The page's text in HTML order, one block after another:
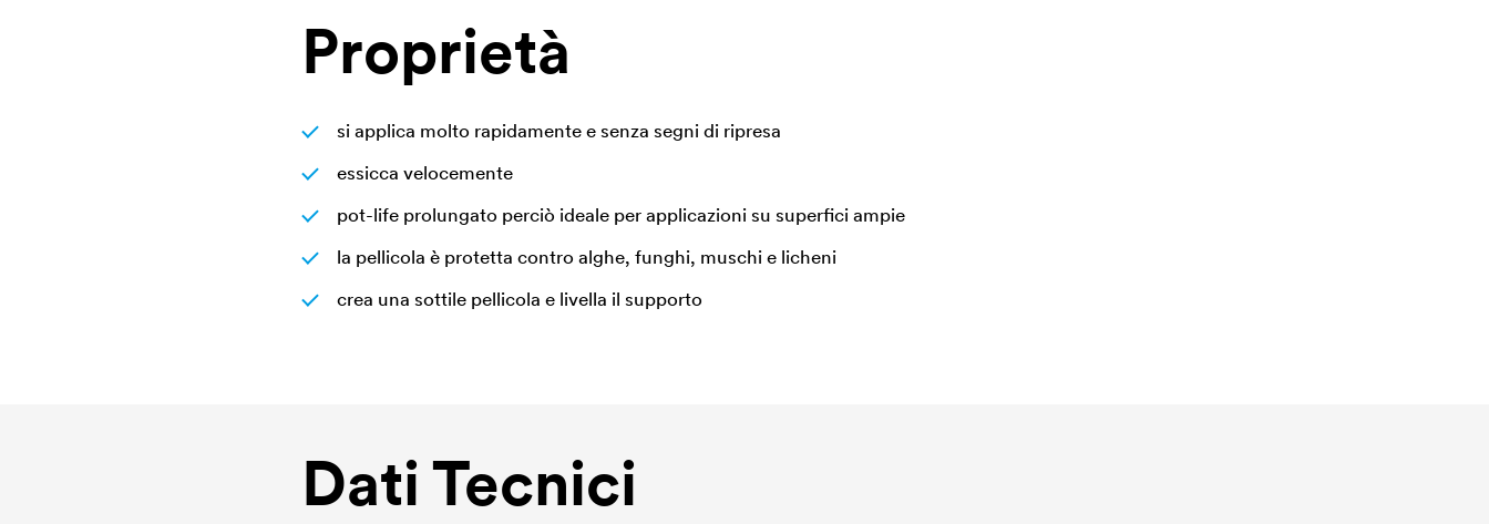
Proprietà
si applica molto rapidamente e senza segni di ripresa
essicca velocemente
pot-life prolungato perciò ideale per applicazioni su superfici ampie
la pellicola è protetta contro alghe, funghi, muschi e licheni
crea una sottile pellicola e livella il supporto
Dati Tecnici